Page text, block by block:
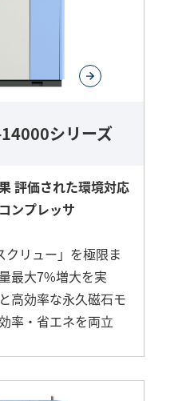
シリーズ
評価された環境対応
ンプレッサ
リュー」を極限ま
最大7%増大を実
高効率な永久磁石モ
率・省エネを両立